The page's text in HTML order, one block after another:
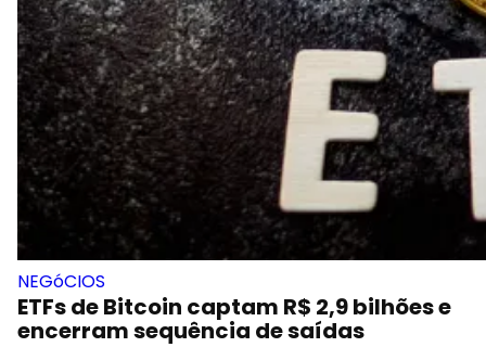
NEGóCIOS
ETFs de Bitcoin captam R$ 2,9 bilhões e
encerram sequência de saídas